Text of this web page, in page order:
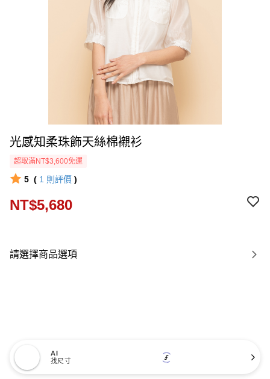
光感知柔珠飾天絲棉襯衫
超取滿NT$3,600免運
5 ( 1 則評價 )
NT$5,680
請選擇商品選項
AI
找尺寸